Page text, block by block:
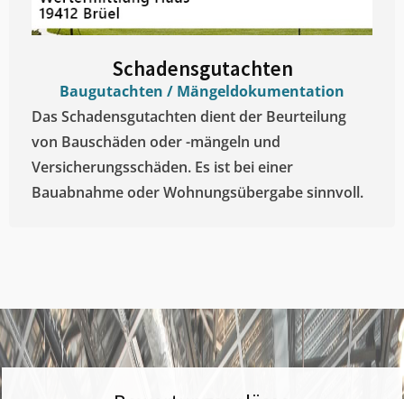
Schadensgutachten
Baugutachten / Mängeldokumentation
Das Schadensgutachten dient der Beurteilung
von Bauschäden oder -mängeln und
Versicherungsschäden. Es ist bei einer
Bauabnahme oder Wohnungsübergabe sinnvoll.